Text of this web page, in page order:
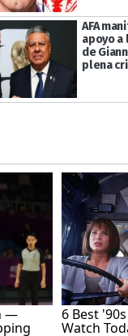
AFA
apoyo a
de
plena